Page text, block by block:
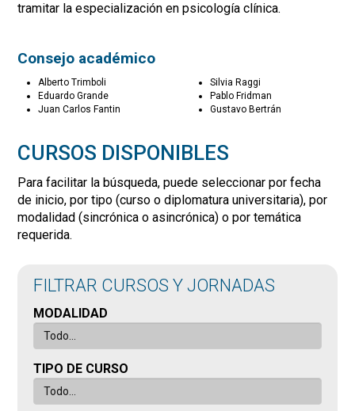
tramitar la especialización en psicología clínica.
Consejo académico
Alberto Trimboli
Eduardo Grande
Juan Carlos Fantin
Silvia Raggi
Pablo Fridman
Gustavo Bertrán
CURSOS DISPONIBLES
Para facilitar la búsqueda, puede seleccionar por fecha
de inicio, por tipo (curso o diplomatura universitaria), por
modalidad (sincrónica o asincrónica) o por temática
requerida.
FILTRAR CURSOS Y JORNADAS
MODALIDAD
TIPO DE CURSO